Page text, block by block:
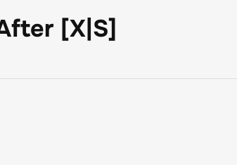
[X|S]